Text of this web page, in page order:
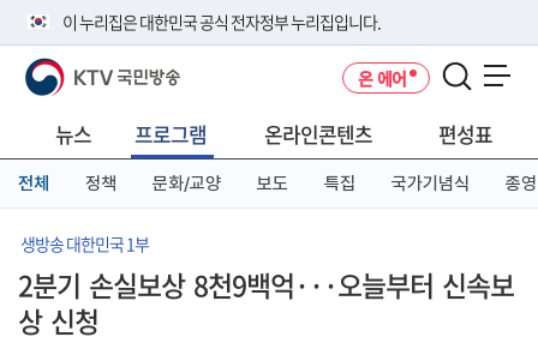
이 누리집은 대한민국 공식 전자정부 누리집입니다.
공식 누리집 주소 확인하기
니다.
이밖에 or.kr 또는 .kr등 다른 도메인 주소를 사용하고 있다면 아래 URL에
서 도메인 주소를 확인해 보세요
KTV 국민방송 온 에어
뉴스 프로그램 온라인콘텐츠 편성표
전체 정책 문화/교양 보도 특집 국가기념식 종영
생방송 대한민국 1부
2분기 손실보상 8천9백억···오늘부터 신속보
상 신청